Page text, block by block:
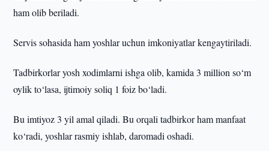
ham olib beriladi.
Servis sohasida ham yoshlar uchun imkoniyatlar kengaytiriladi.
Tadbirkorlar yosh xodimlarni ishga olib, kamida 3 million so‘m
oylik to‘lasa, ijtimoiy soliq 1 foiz bo‘ladi.
Bu imtiyoz 3 yil amal qiladi. Bu orqali tadbirkor ham manfaat
ko‘radi, yoshlar rasmiy ishlab, daromadi oshadi.